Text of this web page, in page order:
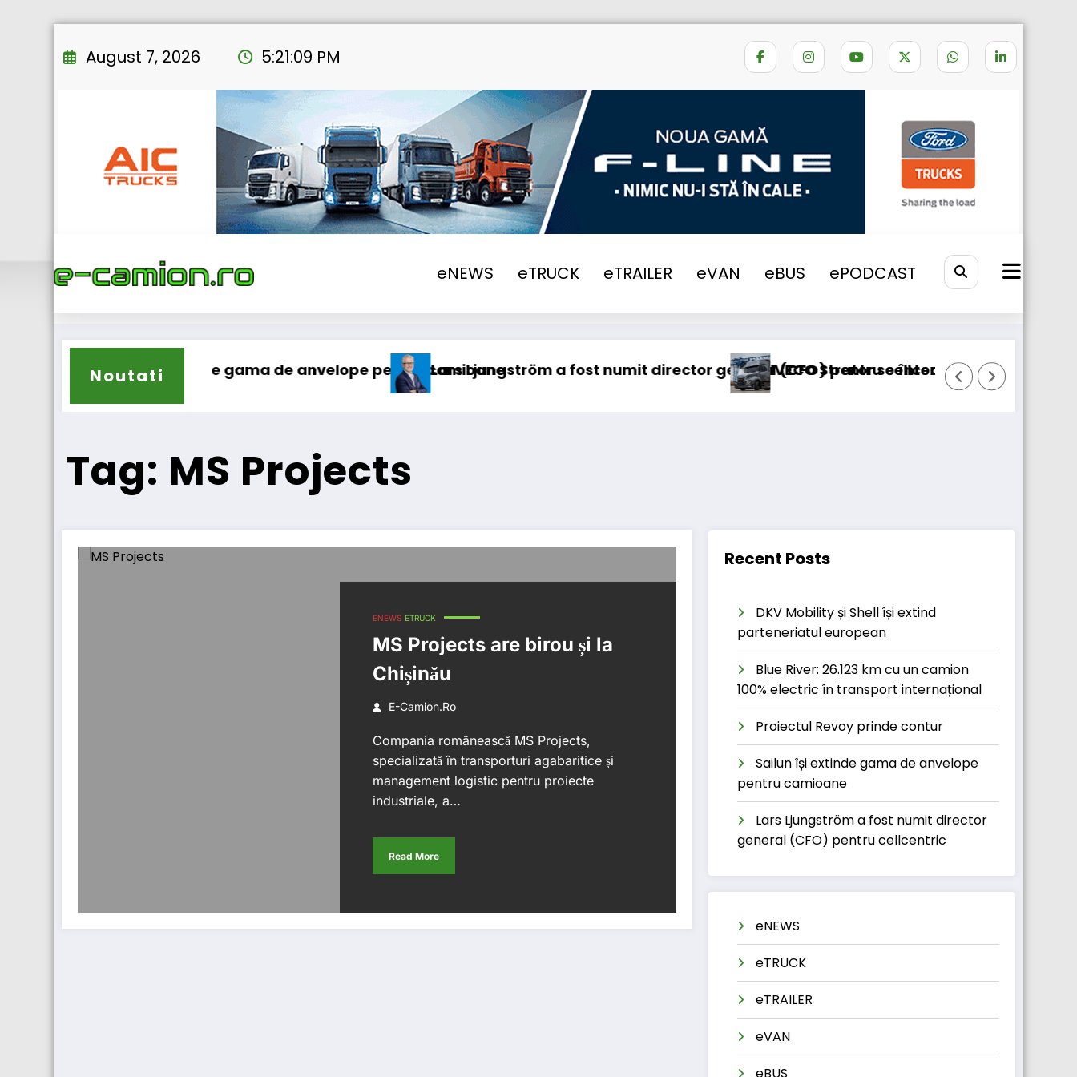
to
August 7, 2026 5:21:10 PM
eNEWS eTRUCK eTRAILER eVAN eBUS ePODCAST
MS Projects
Noutati
Sailun își extinde gama de anvelope pentru camioaneLars Ljungström a fost numit director general (CFO) pentru cellcentric
IVECO Strator se întoarce BursaTransport/
Tag: MS Projects
ENEWS ETRUCK
MS Projects are birou și la
Chișinău
E-Camion.ro
Compania românească MS Projects,
specializată în transporturi agabaritice și
management logistic pentru proiecte
industriale, a…
Read More
Recent Posts
DKV Mobility și Shell își extind
parteneriatul european
Blue River: 26.123 km cu un camion
100% electric în transport internațional
Proiectul Revoy prinde contur
Sailun își extinde gama de anvelope
pentru camioane
Lars Ljungström a fost numit director
general (CFO) pentru cellcentric
eNEWS
eTRUCK
eTRAILER
eVAN
eBUS